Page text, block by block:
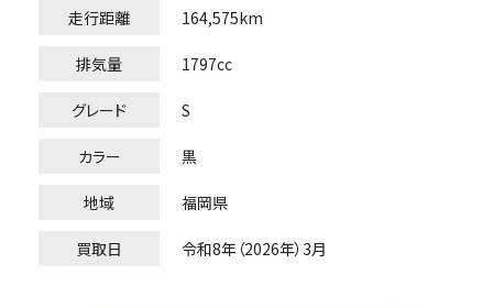
走行距離 164,575km
排気量 1797cc
グレード S
カラー 黒
地域 福岡県
買取日 令和8年（2026年）3月